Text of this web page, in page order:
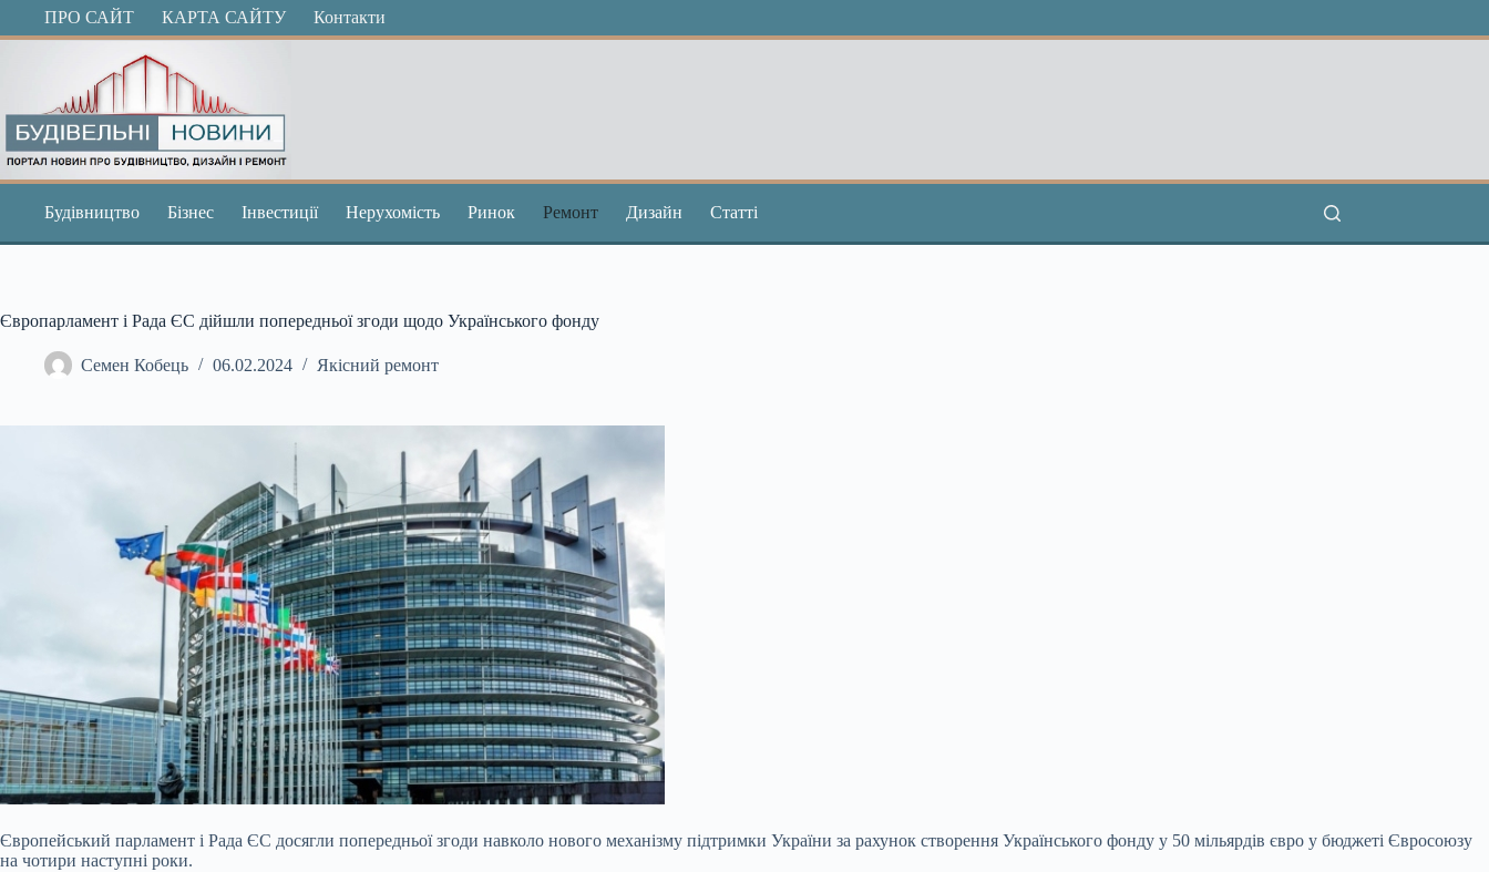
ПерейтиПРО САЙТ КАРТА САЙТУ Контакти
Будівництво Бізнес Інвестиції Нерухомість Ринок Ремонт Дизайн Статті
Європарламент і Рада ЄС дійшли попередньої згоди щодо Українського фонду
Семен Кобець 06.02.2024 Якісний ремонт
Європейський парламент і Рада ЄС досягли попередньої згоди навколо нового механізму підтримки України за рахунок створення Українського фонду у 50 мільярдів євро у бюджеті Євросоюзу
на чотири наступні роки.